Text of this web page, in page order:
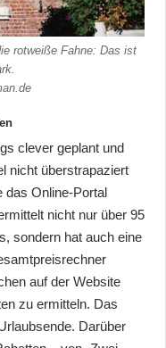
rotweiße Fahne: Das ist
clever geplant und
nicht überstrapaziert
das Online-Portal
nicht nur über 95
sondern hat auch eine
auf der Website
zu ermitteln. Das
Darüber